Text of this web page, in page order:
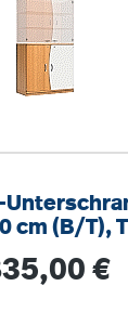
cm (B/T),
Preis:
€